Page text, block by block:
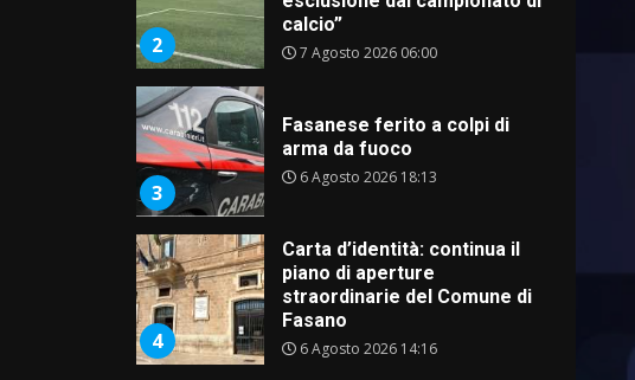
2
calcio”
7 Agosto 2026 06:00
3
Fasanese ferito a colpi di
arma da fuoco
6 Agosto 2026 18:13
4
Carta d’identità: continua il
piano di aperture
straordinarie del Comune di
Fasano
6 Agosto 2026 14:16